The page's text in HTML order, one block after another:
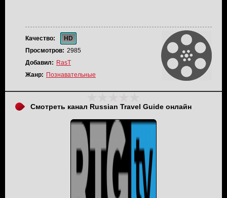
Качество:
HD
Просмотров: 2985
Добавил: RasT
Жанр: Познавательные
Смотреть канал Russian Travel Guide онлайн